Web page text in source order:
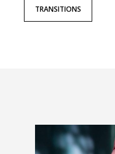
TRANSITIONS